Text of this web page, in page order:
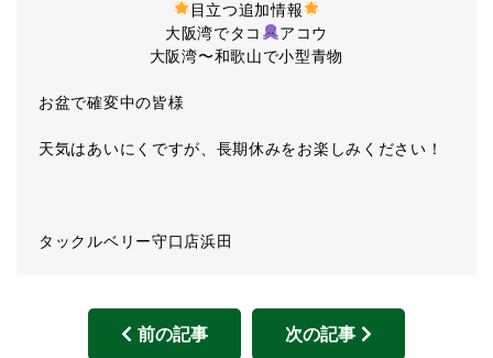
目立つ追加情報
大阪湾でタコ
アコウ
大阪湾〜和歌山で小型青物
お盆で確変中の皆様
天気はあいにくですが、長期休みをお楽しみください！
タックルベリー守口店浜田
前の記事 次の記事